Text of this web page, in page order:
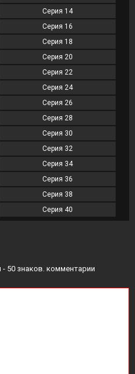
Серия 14
Серия 16
Серия 18
Серия 20
Серия 22
Серия 24
Серия 26
Серия 28
Серия 30
Серия 32
Серия 34
Серия 36
Серия 38
Серия 40
50 знаков. комментарии